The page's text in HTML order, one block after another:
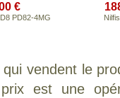
€
PD82-4MG
qui vendent le
est une